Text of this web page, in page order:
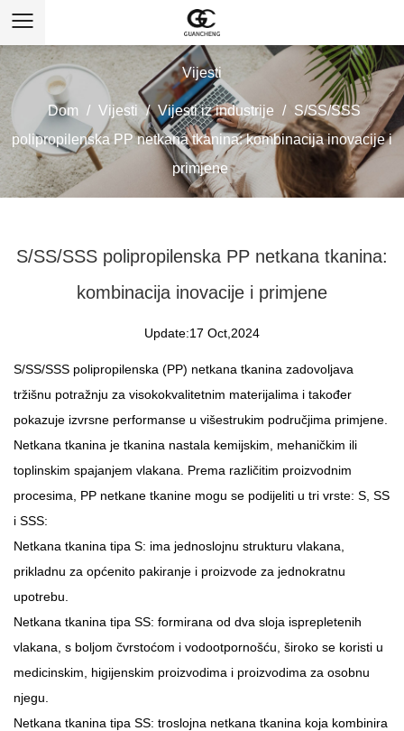
Vijesti
Dom / Vijesti / Vijesti iz industrije / S/SS/SSS
polipropilenska PP netkana tkanina: kombinacija inovacije i
primjene
S/SS/SSS polipropilenska PP netkana tkanina:
kombinacija inovacije i primjene
Update:17 Oct,2024
S/SS/SSS polipropilenska (PP) netkana tkanina zadovoljava
tržišnu potražnju za visokokvalitetnim materijalima i također
pokazuje izvrsne performanse u višestrukim područjima primjene.
Netkana tkanina je tkanina nastala kemijskim, mehaničkim ili
toplinskim spajanjem vlakana. Prema različitim proizvodnim
procesima, PP netkane tkanine mogu se podijeliti u tri vrste: S, SS
i SSS:
Netkana tkanina tipa S: ima jednoslojnu strukturu vlakana,
prikladnu za općenito pakiranje i proizvode za jednokratnu
upotrebu.
Netkana tkanina tipa SS: formirana od dva sloja isprepletenih
vlakana, s boljom čvrstoćom i vodootpornošću, široko se koristi u
medicinskim, higijenskim proizvodima i proizvodima za osobnu
njegu.
Netkana tkanina tipa SS: troslojna netkana tkanina koja kombinira